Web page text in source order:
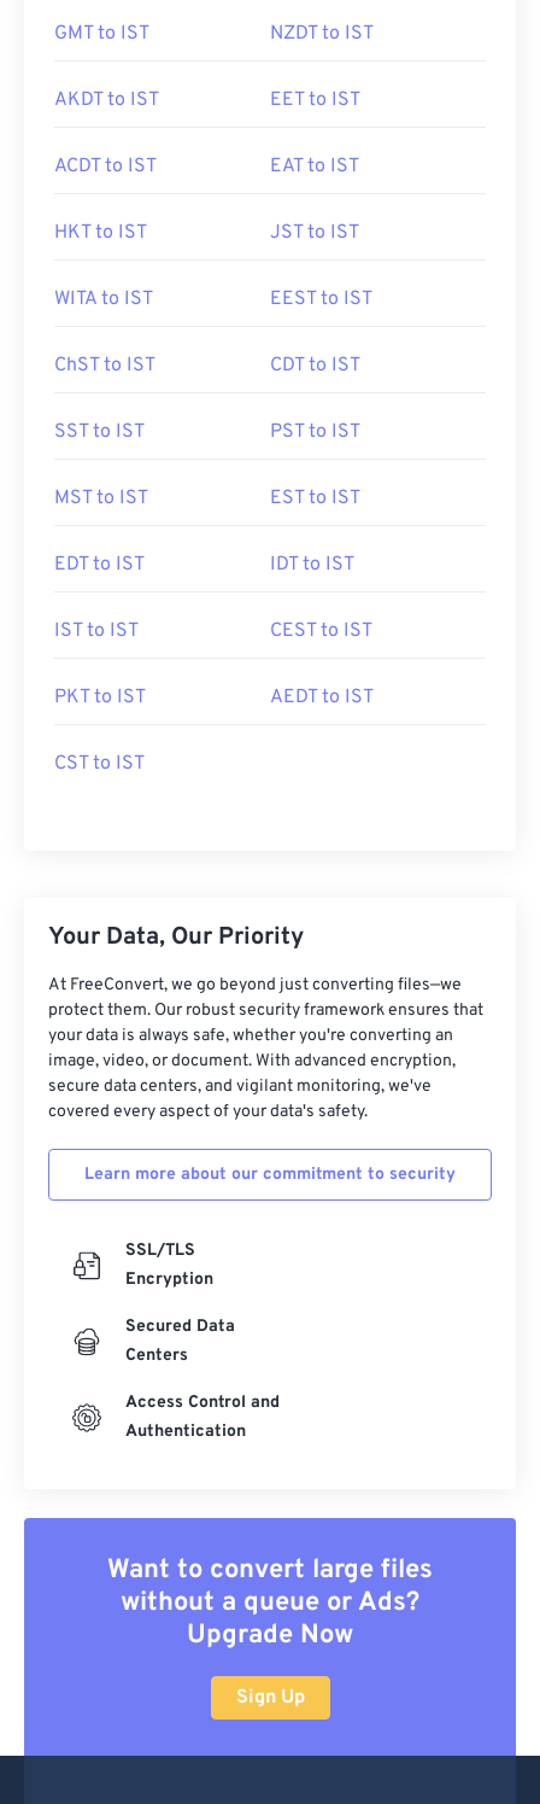
GMT to IST NZDT to IST
AKDT to IST EET to IST
ACDT to IST EAT to IST
HKT to IST JST to IST
WITA to IST EEST to IST
ChST to IST CDT to IST
SST to IST PST to IST
MST to IST EST to IST
EDT to IST IDT to IST
IST to IST CEST to IST
PKT to IST AEDT to IST
CST to IST
Your Data, Our Priority
At FreeConvert, we go beyond just converting files—we
protect them. Our robust security framework ensures that
your data is always safe, whether you're converting an
image, video, or document. With advanced encryption,
secure data centers, and vigilant monitoring, we've
covered every aspect of your data's safety.
Learn more about our commitment to security
SSL/TLS
Encryption
Secured Data
Centers
Access Control and
Authentication
Want to convert large files
without a queue or Ads?
Upgrade Now
Sign Up